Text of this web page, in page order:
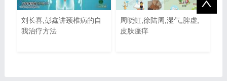
刘长喜,彭鑫讲颈椎病的自
我治疗方法
周晓虹,徐陆周,湿气,脾虚,
皮肤瘙痒